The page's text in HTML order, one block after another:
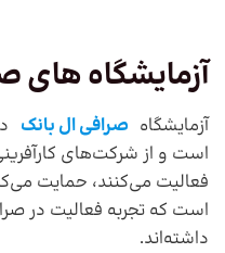
آزمایشگاه های
آزمایشگاه صرافی ال بانک
است و از شرکت‌های
فعالیت می‌کنند، حمایت
است که تجربه فعالیت در
داشته‌اند.